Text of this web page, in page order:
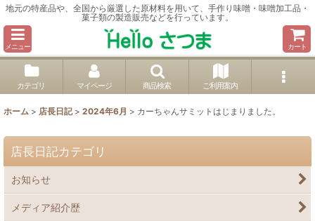
地元の特産品や、全国から厳選した原材料を用いて、手作り味噌・味噌加工品・
菓子類の製造販売などを行っています。
メニュー カート
カテゴリ マイページ 商品検索 ご利用案内
ホーム > 店長日記 > 2024年6月 > カーちゃんサミットはじまりました。
店長日記カテゴリ
お知らせ
メディア紹介歴